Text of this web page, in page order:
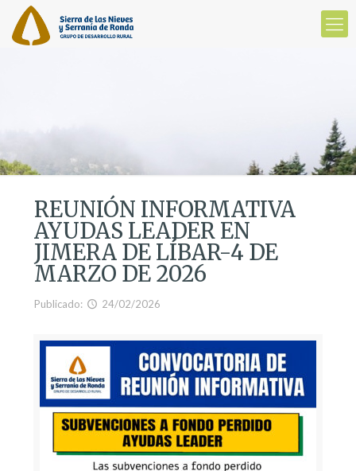
REUNIÓN INFORMATIVA
AYUDAS LEADER EN
JIMERA DE LÍBAR-4 DE
MARZO DE 2026
Publicado: 24/02/2026